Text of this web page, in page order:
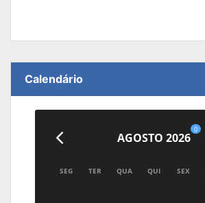
Calendário
AGOSTO 2026
0
SEG TER QUA QUI SEX